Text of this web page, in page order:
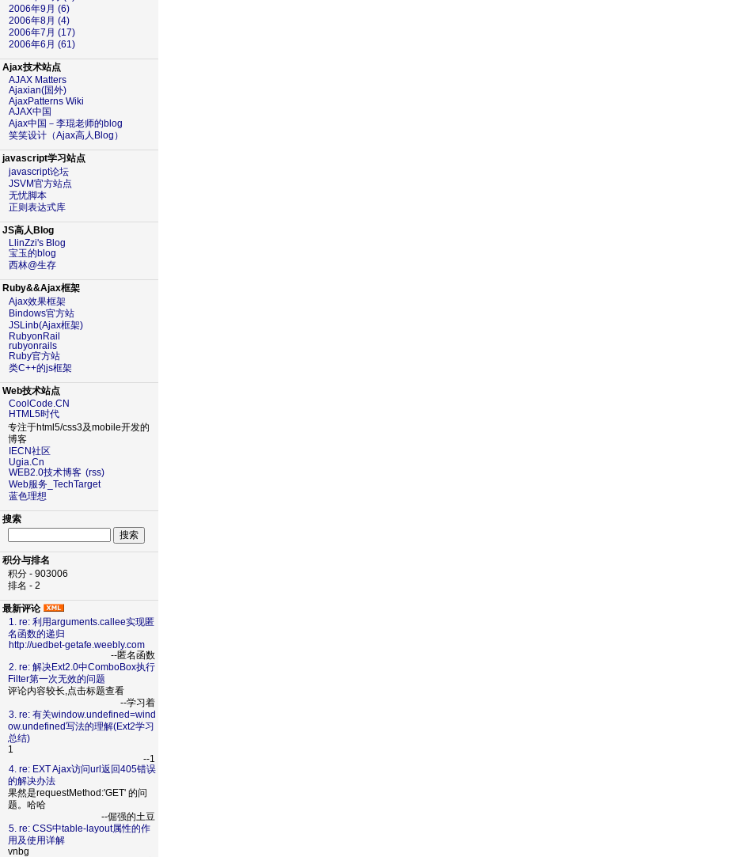
2006年9月 (6)
2006年8月 (4)
2006年7月 (17)
2006年6月 (61)
Ajax技术站点
AJAX Matters
Ajaxian(国外)
AjaxPatterns Wiki
AJAX中国
Ajax中国－李琨老师的blog
笑笑设计（Ajax高人Blog）
javascript学习站点
javascript论坛
JSVM官方站点
无忧脚本
正则表达式库
JS高人Blog
LlinZzi's Blog
宝玉的blog
西林@生存
Ruby&&Ajax框架
Ajax效果框架
Bindows官方站
JSLinb(Ajax框架)
RubyonRail
rubyonrails
Ruby官方站
类C++的js框架
Web技术站点
CoolCode.CN
HTML5时代
专注于html5/css3及mobile开发的
博客
IECN社区
Ugia.Cn
WEB2.0技术博客 (rss)
Web服务_TechTarget
蓝色理想
搜索
积分与排名
积分 - 903006
排名 - 2
最新评论
1. re: 利用arguments.callee实现匿
名函数的递归
http://uedbet-getafe.weebly.com
--匿名函数
2. re: 解决Ext2.0中ComboBox执行
Filter第一次无效的问题
评论内容较长,点击标题查看
--学习着
3. re: 有关window.undefined=wind
ow.undefined写法的理解(Ext2学习
总结)
1
--1
4. re: EXT Ajax访问url返回405错误
的解决办法
果然是requestMethod:'GET' 的问
题。哈哈
--倔强的土豆
5. re: CSS中table-layout属性的作
用及使用详解
vnbg